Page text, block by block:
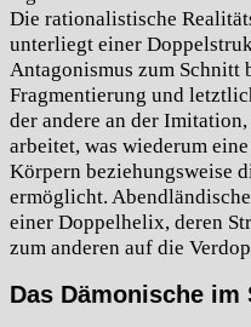
Die rationalistische
unterliegt einer
Antagonismus zum
Fragmentierung und
der andere an der
arbeitet, was wiederum
Körpern beziehungsweise
ermöglicht.
einer Doppelhelix, deren
zum anderen auf die
Das Dämonische im